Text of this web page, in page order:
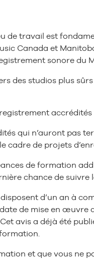
de travail est
Canada et
sonore du
des studios plus
qui n’auront pas
cadre de projets
de formation
chance de
d’un an à
de mise en
avis a déjà été
et que vous ne